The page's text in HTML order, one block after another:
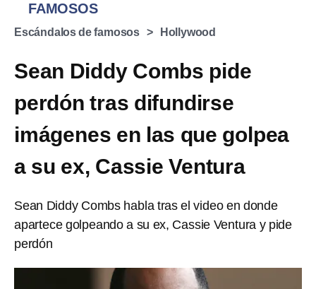
FAMOSOS
Escándalos de famosos Hollywood
Sean Diddy Combs pide
perdón tras difundirse
imágenes en las que golpea
a su ex, Cassie Ventura
Sean Diddy Combs habla tras el video en donde
apartece golpeando a su ex, Cassie Ventura y pide
perdón